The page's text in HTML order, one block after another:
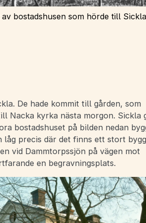
bostadshusen som hörde till Sickla
De hade kommit till gården, som
Nacka kyrka nästa morgon. Sickla
bostadshuset på bilden nedan
låg precis där det finns ett stort
vid Dammtorpssjön på vägen mot
en begravningsplats.